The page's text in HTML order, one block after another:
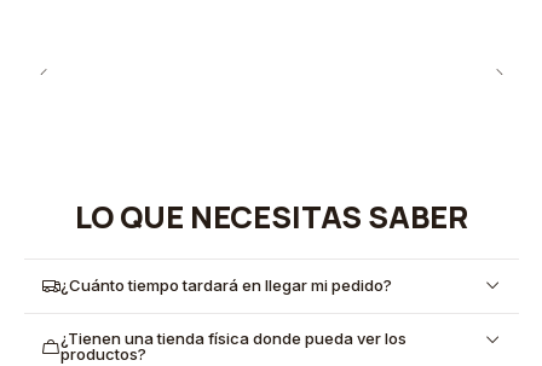
LO QUE NECESITAS SABER
¿Cuánto tiempo tardará en llegar mi pedido?
¿Tienen una tienda física donde pueda ver los
productos?